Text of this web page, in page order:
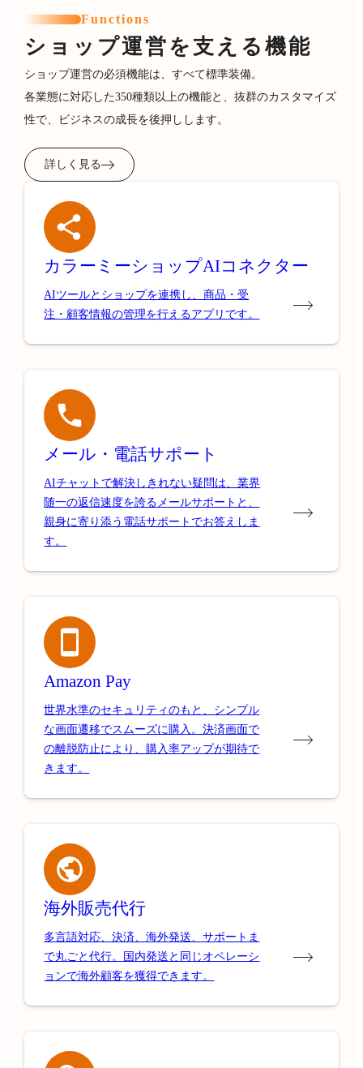
Functions
ショップ運営を支える機能
ショップ運営の必須機能は、すべて標準装備。
各業態に対応した350種類以上の機能と、抜群のカスタマイズ
性で、ビジネスの成長を後押しします。
詳しく見る
カラーミーショップAIコネクター
AIツールとショップを連携し、商品・受
注・顧客情報の管理を行えるアプリです。
メール・電話サポート
AIチャットで解決しきれない疑問は、業界
随一の返信速度を誇るメールサポートと、
親身に寄り添う電話サポートでお答えしま
す。
Amazon Pay
世界水準のセキュリティのもと、シンプル
な画面遷移でスムーズに購入。決済画面で
の離脱防止により、購入率アップが期待で
きます。
海外販売代行
多言語対応、決済、海外発送、サポートま
で丸ごと代行。国内発送と同じオペレーシ
ョンで海外顧客を獲得できます。